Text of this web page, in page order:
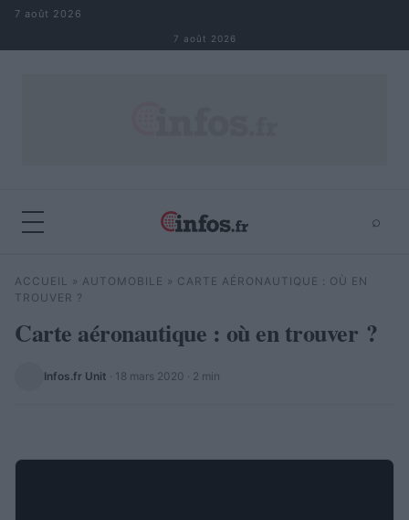
Aller au contenu
7 août 2026
7 août 2026
⌕
Rechercher ⌕
ACCUEIL » AUTOMOBILE » CARTE AÉRONAUTIQUE : OÙ EN
TROUVER ?
Carte aéronautique : où en trouver ?
Infos.fr Unit · 18 mars 2020 · 2 min